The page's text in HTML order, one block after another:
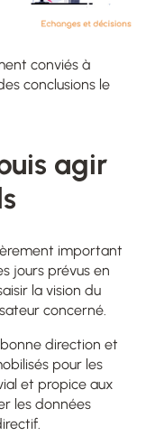
conviés à
conclusions le
agir
important
jours prévus en
la vision du
concerné.
direction et
pour les
et propice aux
les données